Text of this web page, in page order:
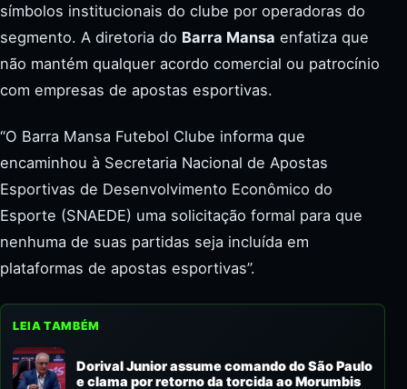
símbolos institucionais do clube por operadoras do
segmento. A diretoria do Barra Mansa enfatiza que
não mantém qualquer acordo comercial ou patrocínio
com empresas de apostas esportivas.
“O Barra Mansa Futebol Clube informa que
encaminhou à Secretaria Nacional de Apostas
Esportivas de Desenvolvimento Econômico do
Esporte (SNAEDE) uma solicitação formal para que
nenhuma de suas partidas seja incluída em
plataformas de apostas esportivas”.
LEIA TAMBÉM
Dorival Junior assume comando do São Paulo
e clama por retorno da torcida ao Morumbis